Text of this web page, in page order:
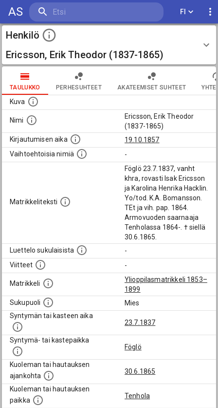
AS FI
Henkilö
Ericsson, Erik Theodor (1837-1865)
TAULUKKO PERHESUHTEET AKATEEMISET SUHTEET
Kuva
Nimi
Ericsson, Erik Theodor
(1837-1865)
Kirjautumisen aika
19.10.1857
Vaihtoehtoisia nimiä
-
Matrikkeliteksti
Föglö 23.7.1837, vanht
khra, rovasti Isak Ericsson
ja Karolina Henrika Hacklin.
Yo/tod. K.A. Bomansson.
TEt ja vih. pap. 1864.
Armovuoden saarnaaja
Tenholassa 1864-. † siellä
30.6.1865.
Luettelo sukulaisista
-
Viitteet
-
Matrikkeli
Ylioppilasmatrikkeli 1853–
1899
Sukupuoli
Mies
Syntymän tai kasteen aika
23.7.1837
Syntymä- tai kastepaikka
Föglö
Kuoleman tai hautauksen
ajankohta
30.6.1865
Kuoleman tai hautauksen
paikka
Tenhola